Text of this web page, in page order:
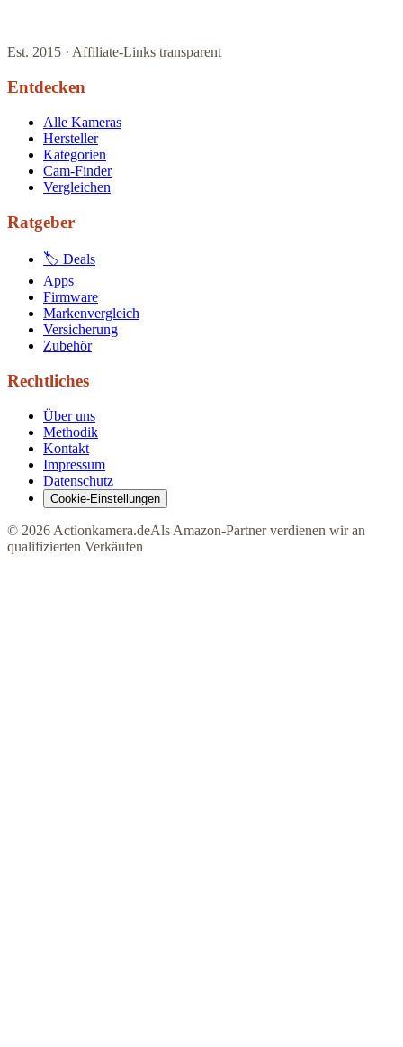
Est. 2015 · Affiliate-Links transparent
Entdecken
Alle Kameras
Hersteller
Kategorien
Cam-Finder
Vergleichen
Ratgeber
🏷 Deals
Apps
Firmware
Markenvergleich
Versicherung
Zubehör
Rechtliches
Über uns
Methodik
Kontakt
Impressum
Datenschutz
Cookie-Einstellungen
© 2026 Actionkamera.deAls Amazon-Partner verdienen wir an
qualifizierten Verkäufen